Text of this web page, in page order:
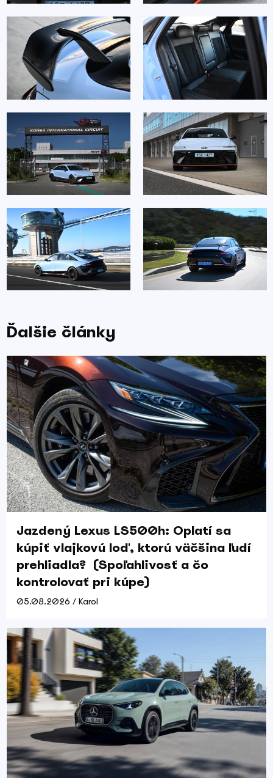
Ďalšie články
Jazdený Lexus LS500h: Oplatí sa
kúpiť vlajkovú loď, ktorú väčšina ľudí
prehliadla? (Spoľahlivosť a čo
kontrolovať pri kúpe)
05.08.2026 / Karol